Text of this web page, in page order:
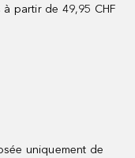
partir de 49,95 CHF
uniquement de